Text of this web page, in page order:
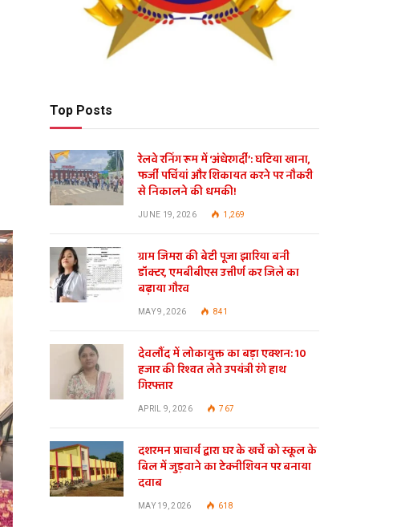
Top Posts
रेलवे रनिंग रूम में ‘अंधेरगर्दी’: घटिया खाना,
फर्जी पर्चियां और शिकायत करने पर नौकरी
से निकालने की धमकी!
JUNE 19, 2026 1,269
ग्राम जिमरा की बेटी पूजा झारिया बनी
डॉक्टर, एमबीबीएस उत्तीर्ण कर जिले का
बढ़ाया गौरव
MAY 9, 2026 841
देवलौंद में लोकायुक्त का बड़ा एक्शन: 10
हजार की रिश्वत लेते उपयंत्री रंगे हाथ
गिरफ्तार
APRIL 9, 2026 767
दशरमन प्राचार्य द्वारा घर के खर्चे को स्कूल के
बिल में जुड़वाने का टेक्नीशियन पर बनाया
दवाब
MAY 19, 2026 618